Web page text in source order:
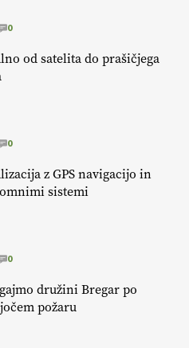
Ekološko
ekološka kmetija
ekološko oljarstvo
ekološka kmetija
PRVAKOV: POMLADITEV
0
od satelita do prašičjega
0
z GPS navigacijo in
sistemi
0
družini Bregar po
požaru